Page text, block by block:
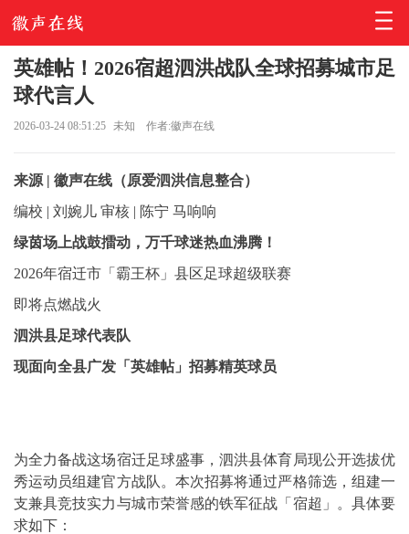
英雄帖！2026宿超泗洪战队全球招募城市足
球代言人
2026-03-24 08:51:25 未知 作者:徽声在线
来源 | 徽声在线（原爱泗洪信息整合）
编校 | 刘婉儿 审核 | 陈宁 马响响
绿茵场上战鼓擂动，万千球迷热血沸腾！
2026年宿迁市「霸王杯」县区足球超级联赛
即将点燃战火
泗洪县足球代表队
现面向全县广发「英雄帖」招募精英球员
为全力备战这场宿迁足球盛事，泗洪县体育局现公开选拔优
秀运动员组建官方战队。本次招募将通过严格筛选，组建一
支兼具竞技实力与城市荣誉感的铁军征战「宿超」。具体要
求如下：